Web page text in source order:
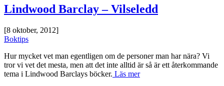
Lindwood Barclay – Vilseledd
[8 oktober, 2012]
Boktips
Hur mycket vet man egentligen om de personer man har nära? Vi
tror vi vet det mesta, men att det inte alltid är så är ett återkommande
tema i Lindwood Barclays böcker. Läs mer